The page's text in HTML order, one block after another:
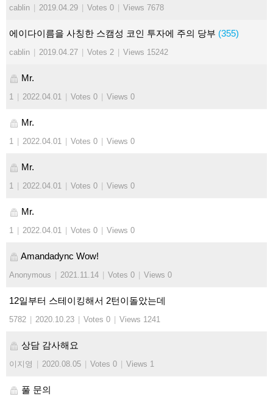
cablin 2019.04.29 Votes 0 Views 7678
에이다이름을 사칭한 스캠성 코인 투자에 주의 당부 (355)
cablin 2019.04.27 Votes 2 Views 15242
Mr.
1 2022.04.01 Votes 0 Views 0
Mr.
1 2022.04.01 Votes 0 Views 0
Mr.
1 2022.04.01 Votes 0 Views 0
Mr.
1 2022.04.01 Votes 0 Views 0
Amandadync Wow!
Anonymous 2021.11.14 Votes 0 Views 0
12일부터 스테이킹해서 2턴이돌았는데
5782 2020.10.23 Votes 0 Views 1241
상담 감사해요
이지영 2020.08.05 Votes 0 Views 1
풀 문의